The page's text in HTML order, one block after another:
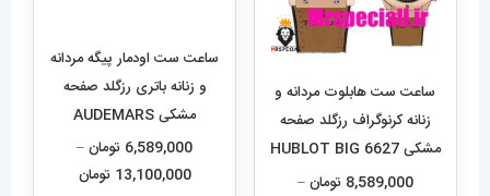
ساعت ست هابلوت مردانه و
زنانه کرنوگراف رزگلد صفحه
مشکی 6627 HUBLOT BIG
BANG
8,589,000 تومان–
ساعت ست اودمار پیگه مردانه
و زنانه باتری رزگلد صفحه
مشکی AUDEMARS
PIGUET ROYAL 4420
6,589,000تومان–